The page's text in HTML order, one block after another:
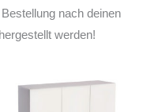
nach deinen
werden!